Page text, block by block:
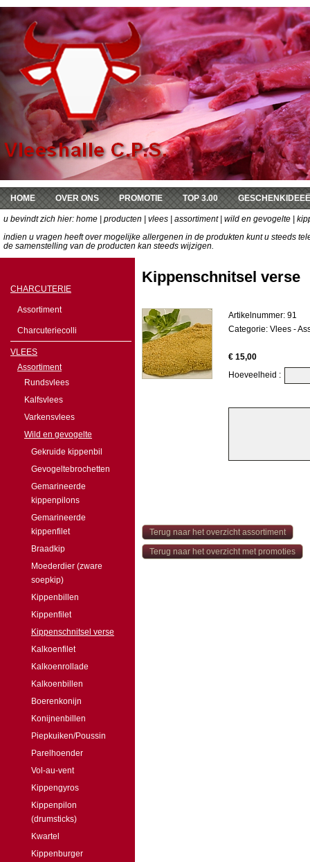
HOME OVER ONS PROMOTIE TOP 3.00
DE KEUKEN VAN SOPHIE
u bevindt zich hier: home producten vlees assortiment| wild en gevogelte |
indien u vragen heeft over mogelijke allergenen in de produkten kunt u steeds
de samenstelling van de producten kan steeds wijzigen.
CHARCUTERIE
Assortiment
Charcuteriecolli
VLEES
Assortiment
Rundsvlees
Kalfsvlees
Varkensvlees
Wild en gevogelte
Gekruide kippenbil
Gevogeltebrochetten
Gemarineerde
kippenpilons
Gemarineerde
kippenfilet
Braadkip
Moederdier (zware
soepkip)
Kippenbillen
Kippenfilet
Kippenschnitsel verse
Kalkoenfilet
Kalkoenrollade
Kalkoenbillen
Boerenkonijn
Konijnenbillen
Piepkuiken/Poussin
Parelhoender
Vol-au-vent
Kippengyros
Kippenpilon
(drumsticks)
Kwartel
Kippenburger
Kippenschnitsel verse
Artikelnummer: 91
Categorie: Vlees -
€ 15,00
Hoeveelheid :
Terug naar het overzicht assortiment
Terug naar het overzicht met promoties